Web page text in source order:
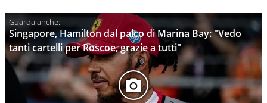
Singapore, Hamilton dal palco di Marina Bay: "Vedo
tanti cartelli per Roscoe, grazie a tutti"